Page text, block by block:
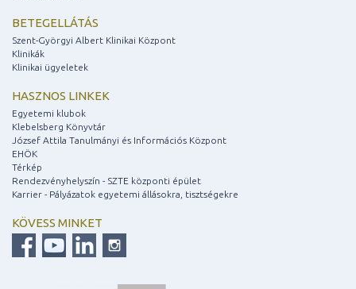
BETEGELLÁTÁS
Szent-Györgyi Albert Klinikai Központ
Klinikák
Klinikai ügyeletek
HASZNOS LINKEK
Egyetemi klubok
Klebelsberg Könyvtár
József Attila Tanulmányi és Információs Központ
EHÖK
Térkép
Rendezvényhelyszín - SZTE központi épület
Karrier - Pályázatok egyetemi állásokra, tisztségekre
KÖVESS MINKET